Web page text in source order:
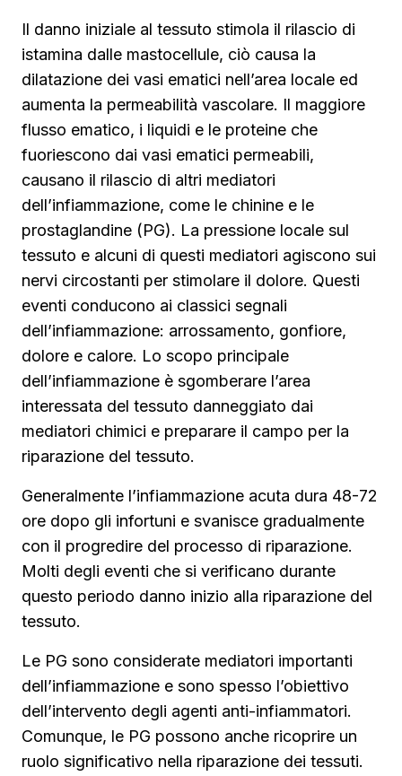
Il danno iniziale al tessuto stimola il rilascio di
istamina dalle mastocellule, ciò causa la
dilatazione dei vasi ematici nell’area locale ed
aumenta la permeabilità vascolare. Il maggiore
flusso ematico, i liquidi e le proteine che
fuoriescono dai vasi ematici permeabili,
causano il rilascio di altri mediatori
dell’infiammazione, come le chinine e le
prostaglandine (PG). La pressione locale sul
tessuto e alcuni di questi mediatori agiscono sui
nervi circostanti per stimolare il dolore. Questi
eventi conducono ai classici segnali
dell’infiammazione: arrossamento, gonfiore,
dolore e calore. Lo scopo principale
dell’infiammazione è sgomberare l’area
interessata del tessuto danneggiato dai
mediatori chimici e preparare il campo per la
riparazione del tessuto.
Generalmente l’infiammazione acuta dura 48-72
ore dopo gli infortuni e svanisce gradualmente
con il progredire del processo di riparazione.
Molti degli eventi che si verificano durante
questo periodo danno inizio alla riparazione del
tessuto.
Le PG sono considerate mediatori importanti
dell’infiammazione e sono spesso l’obiettivo
dell’intervento degli agenti anti-infiammatori.
Comunque, le PG possono anche ricoprire un
ruolo significativo nella riparazione dei tessuti.